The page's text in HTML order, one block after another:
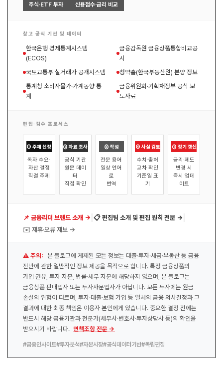
주식·ETF 투자
신용점수·금리 비교
참고 공식 기관 및 데이터
한국은행 경제통계시스템
(ECOS)
금융감독원 금융상품통합비교공
시
국토교통부 실거래가 공개시스템
청약홈(한국부동산원) 분양 정보
통계청 소비자물가·가계동향 통
계
금융위원회·기획재정부 공식 보
도자료
편집·검수 프로세스
① 주제 선정
독자 수요·
자산 결정
직결 주제
② 자료 조사
공식 기관
원문 데이
터
직접 확인
③ 작성
전문 용어
일상 언어
로
번역
④ 사실 검토
수치·출처
교차 확인
기준일 표
기
⑤ 정기 갱신
금리·제도
변경 시
즉시 업데
이트
📌 금융리더 브랜드 소개 → 📋 편집팀 소개 및 편집 원칙 전문 →
✉️ 제휴·오류 제보 →
⚠️ 주의: 본 블로그에 게재된 모든 정보는 대출·투자·세금·부동산 등 금융
전반에 관한 일반적인 정보 제공을 목적으로 합니다. 특정 금융상품의
가입 권유, 투자 자문, 법률·세무 자문에 해당하지 않으며, 본 블로그는
금융상품 판매업자 또는 투자자문업자가 아닙니다. 모든 투자에는 원금
손실의 위험이 따르며, 투자·대출·보험 가입 등 일체의 금융 의사결정과 그
결과에 대한 최종 책임은 이용자 본인에게 있습니다. 중요한 결정 전에는
반드시 해당 금융기관과 전문가(세무사·변호사·투자상담사 등)의 확인을
받으시기 바랍니다. 면책조항 전문 →
#금융인사이트#투자분석#자본시장#공식데이터기반#독립편집